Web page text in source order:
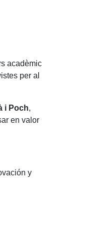
acadèmic
per al
i Poch,
en valor
y